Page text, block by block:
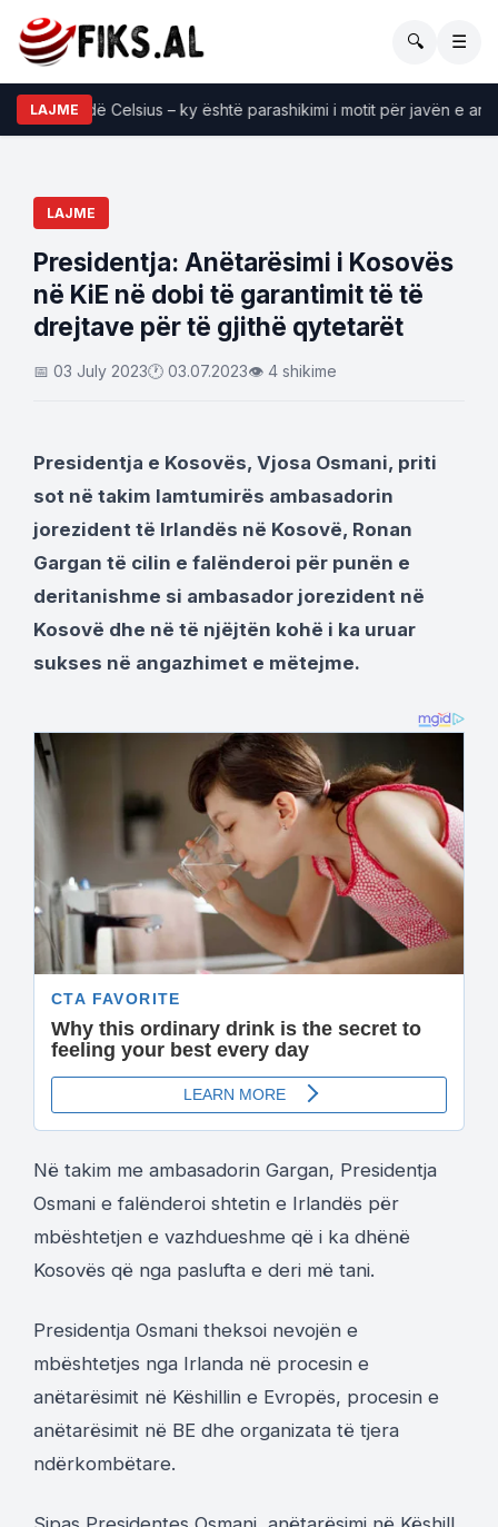
🔍 ☰
LAJME
36 gradë Celsius – ky është parashikimi i motit për javën e
LAJME
Presidentja: Anëtarësimi i Kosovës
në KiE në dobi të garantimit të të
drejtave për të gjithë qytetarët
📅 03 July 2023🕐 03.07.2023👁 4 shikime
Presidentja e Kosovës, Vjosa Osmani, priti
sot në takim lamtumirës ambasadorin
jorezident të Irlandës në Kosovë, Ronan
Gargan të cilin e falënderoi për punën e
deritanishme si ambasador jorezident në
Kosovë dhe në të njëjtën kohë i ka uruar
sukses në angazhimet e mëtejme.
Në takim me ambasadorin Gargan, Presidentja
Osmani e falënderoi shtetin e Irlandës për
mbështetjen e vazhdueshme që i ka dhënë
Kosovës që nga paslufta e deri më tani.
Presidentja Osmani theksoi nevojën e
mbështetjes nga Irlanda në procesin e
anëtarësimit në Këshillin e Evropës, procesin e
anëtarësimit në BE dhe organizata të tjera
ndërkombëtare.